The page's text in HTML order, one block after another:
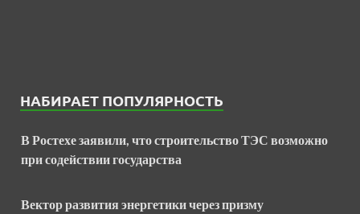
НАБИРАЕТ ПОПУЛЯРНОСТЬ
В Ростехе заявили, что строительство ТЭС возможно
при содействии государства
Вектор развития энергетики через призму